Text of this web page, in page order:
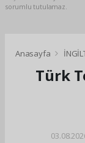
sorumlu tutulamaz.
Anasayfa
Türk